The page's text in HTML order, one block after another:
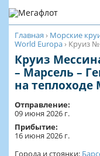
Главная › Морские
World Europa› Круиз
Круиз
– Марсель –
на теплоходе
Отправление:
09 июня 2026 г.
Прибытие:
16 июня 2026 г.
Города и стоянки: